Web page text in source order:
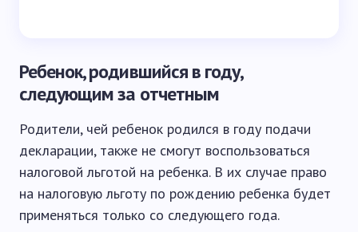
Ребенок, родившийся в году,
следующим за отчетным
Родители, чей ребенок родился в году подачи
декларации, также не смогут воспользоваться
налоговой льготой на ребенка. В их случае право
на налоговую льготу по рождению ребенка будет
применяться только со следующего года.